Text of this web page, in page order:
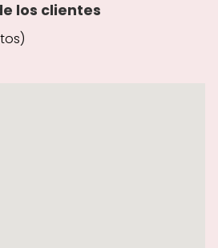
los clientes